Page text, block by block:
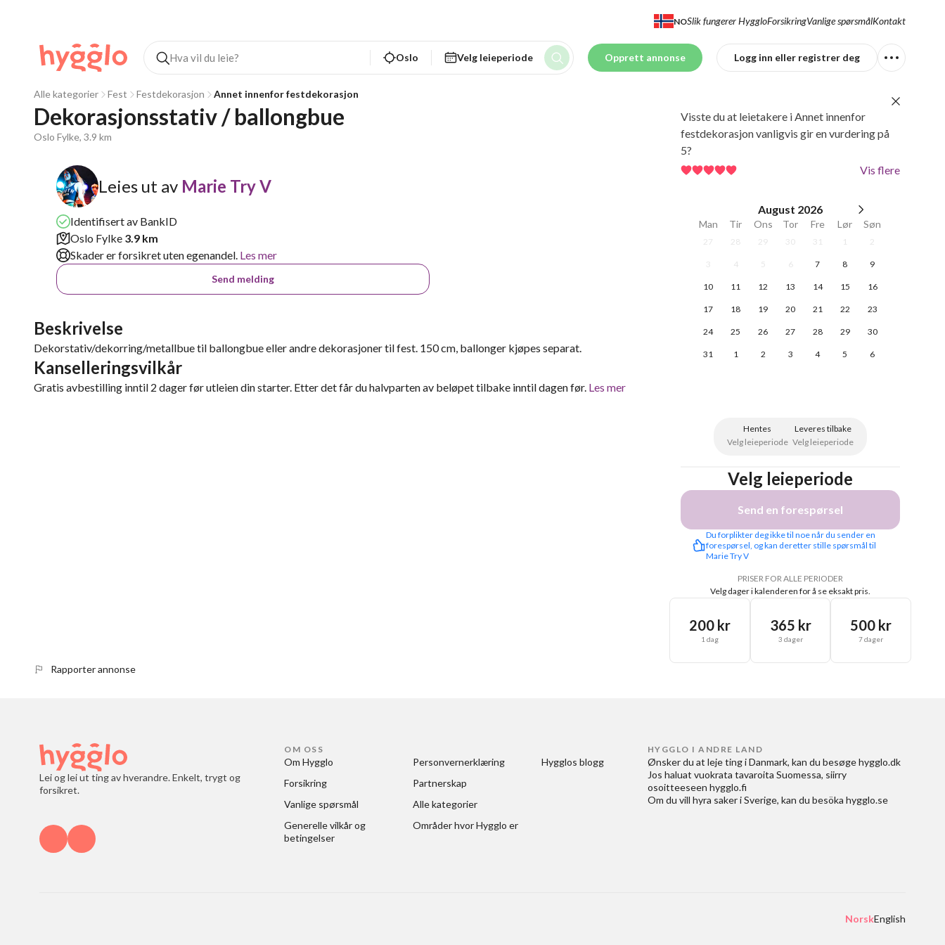
NOSlik fungerer HyggloForsikringVanlige spørsmålKontakt
Oslo Velg leieperiode Opprett annonse Logg inn eller registrer deg
Alle kategorier Fest Festdekorasjon Annet innenfor festdekorasjon
Dekorasjonsstativ / ballongbue
Oslo Fylke, 3.9 km
Leies ut av Marie Try V
Identifisert av BankID
Oslo Fylke 3.9 km
Skader er forsikret uten egenandel. Les mer
Send melding
Beskrivelse
Dekorstativ/dekorring/metallbue til ballongbue eller andre dekorasjoner til fest. 150 cm, ballonger kjøpes separat.
Kanselleringsvilkår
Gratis avbestilling inntil 2 dager før utleien din starter. Etter det får du halvparten av beløpet tilbake inntil dagen før. Les mer
Visste du at leietakere i Annet innenfor
festdekorasjon vanligvis gir en vurdering på
5?
Vis flere
August 2026
Man Tir Ons Tor Fre Lør Søn
27 28 29 30 31 1 2
3 4 5 6 7 8 9
10 11 12 13 14 15 16
17 18 19 20 21 22 23
24 25 26 27 28 29 30
31 1 2 3 4 5 6
Hentes
Velg leieperiode
Leveres tilbake
Velg leieperiode
Velg leieperiode
Send en forespørsel
Du forplikter deg ikke til noe når du sender en
forespørsel, og kan deretter stille spørsmål til
Marie Try V
PRISER FOR ALLE PERIODER
Velg dager i kalenderen for å se eksakt pris.
200 kr
1 dag
365 kr
3 dager
500 kr
7 dager
Rapporter annonse
Lei og lei ut ting av hverandre. Enkelt, trygt og
forsikret.
OM OSS
Om Hygglo
Forsikring
Vanlige spørsmål
Generelle vilkår og
betingelser
Personvernerklæring
Partnerskap
Alle kategorier
Områder hvor Hygglo er
Hygglos blogg
HYGGLO I ANDRE LAND
Ønsker du at leje ting i Danmark, kan du besøge hygglo.dk
Jos haluat vuokrata tavaroita Suomessa, siirry
osoitteeseen hygglo.fi
Om du vill hyra saker i Sverige, kan du besöka hygglo.se
NorskEnglish